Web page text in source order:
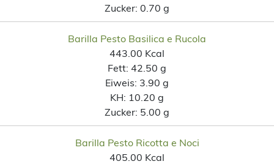
Zucker: 0.70 g
Barilla Pesto Basilica e Rucola
443.00 Kcal
Fett: 42.50 g
Eiweis: 3.90 g
KH: 10.20 g
Zucker: 5.00 g
Barilla Pesto Ricotta e Noci
405.00 Kcal